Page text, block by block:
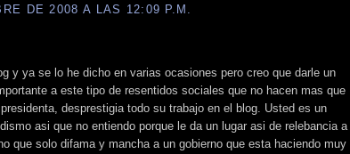
DE 2008 A LAS 12:09 P.M.
y ya se lo he dicho en varias ocasiones pero creo que darle un
a este tipo de resentidos sociales que no hacen mas que
desprestigia todo su trabajo en el blog. Usted es un
asi que no entiendo porque le da un lugar asi de relebancia a
que solo difama y mancha a un gobierno que esta haciendo muy